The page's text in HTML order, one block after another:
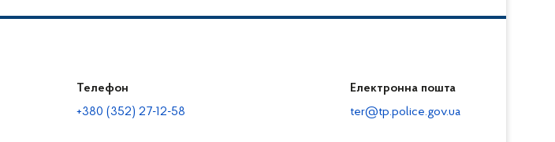
Телефон
+380 (352) 27-12-58
Електронна пошта
ter@tp.police.gov.ua